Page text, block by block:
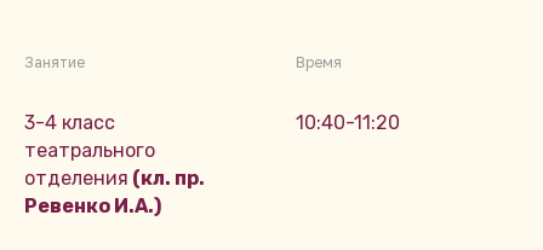
Занятие Время
3-4 класс
театрального
отделения (кл. пр.
Ревенко И.А.)
10:40-11:20